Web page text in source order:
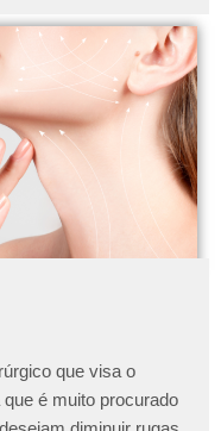
que visa o
é muito procurado